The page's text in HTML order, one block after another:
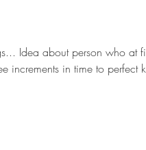
Idea about person who at
increments in time to perfect